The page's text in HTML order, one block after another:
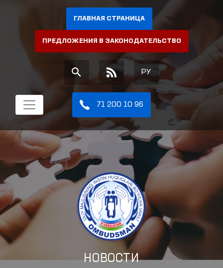
ГЛАВНАЯ СТРАНИЦА
ПРЕДЛОЖЕНИЯ В ЗАКОНОДАТЕЛЬСТВО
РУ
71 200 10 96
НОВОСТИ